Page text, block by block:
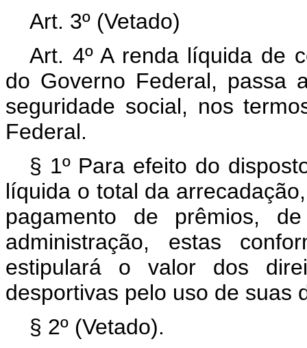
Art. 3º (Vetado)
Art. 4º A renda líquida de
do Governo Federal, passa
seguridade social, nos
Federal.
§ 1º Para efeito do
líquida o total da
pagamento de prêmios,
administração, estas
estipulará o valor dos
desportivas pelo uso de suas
§ 2º (Vetado).